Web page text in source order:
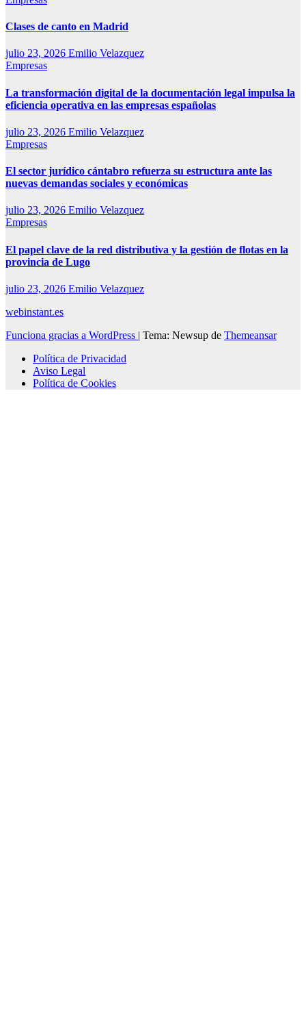
Clases de canto en Madrid
julio 23, 2026 Emilio Velazquez
Empresas
La transformación digital de la documentación legal impulsa la
eficiencia operativa en las empresas españolas
julio 23, 2026 Emilio Velazquez
Empresas
El sector jurídico cántabro refuerza su estructura ante las
nuevas demandas sociales y económicas
julio 23, 2026 Emilio Velazquez
Empresas
El papel clave de la red distributiva y la gestión de flotas en la
provincia de Lugo
julio 23, 2026 Emilio Velazquez
webinstant.es
Funciona gracias a WordPress | Tema: Newsup de Themeansar
Política de Privacidad
Aviso Legal
Política de Cookies